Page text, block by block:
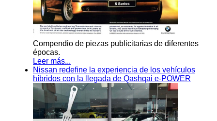
Compendio de piezas publicitarias de diferentes
épocas.
Leer más...
Nissan redefine la experiencia de los vehículos
híbridos con la llegada de Qashqai e-POWER